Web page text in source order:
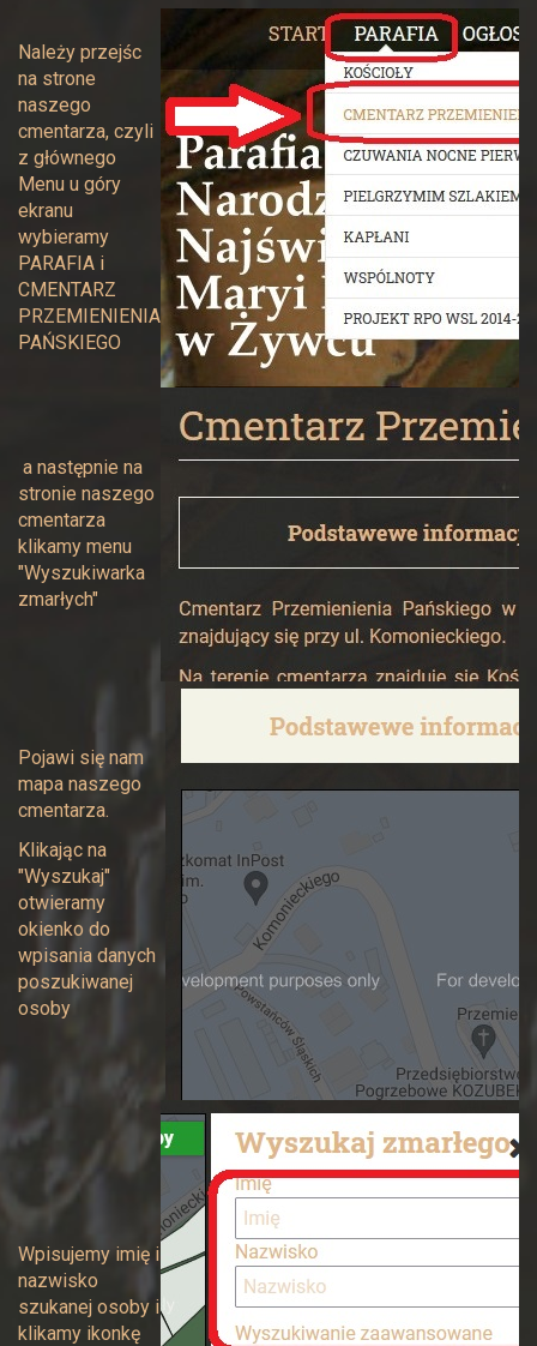
Należy przejśc
na strone
naszego
cmentarza, czyli
z głównego
Menu u góry
ekranu
wybieramy
PARAFIA i
CMENTARZ
PRZEMIENIENIA
PAŃSKIEGO
a następnie na
stronie naszego
cmentarza
klikamy menu
"Wyszukiwarka
zmarłych"
Pojawi się nam
mapa naszego
cmentarza.
Klikając na
"Wyszukaj"
otwieramy
okienko do
wpisania danych
poszukiwanej
osoby
Wpisujemy imię i
nazwisko
szukanej osoby i
klikamy ikonkę